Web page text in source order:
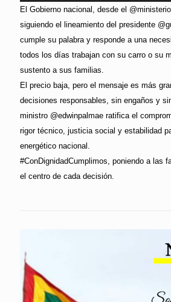
El Gobierno nacional, desde el
siguiendo el lineamiento del presidente
cumple su palabra y responde a una
todos los días trabajan con su carro o su
sustento a sus familias.
El precio baja, pero el mensaje es más
decisiones responsables, sin engaños y
ministro @edwinpalmae ratifica el
rigor técnico, justicia social y estabilidad
energético nacional.
#ConDignidadCumplimos, poniendo a las
el centro de cada decisión.